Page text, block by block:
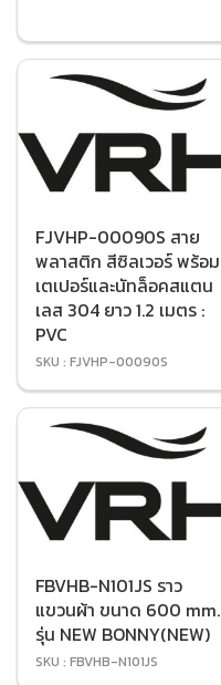
FJVHP-00090S สาย
พลาสติก สีซิลเวอร์ พร้อม
เตเปอร์และนัทล็อคสแตน
เลส 304 ยาว 1.2 เมตร :
PVC
SKU : FJVHP-00090S
FBVHB-N101JS ราว
แขวนผ้า ขนาด 600 mm.
รุ่น NEW BONNY(NEW)
SKU : FBVHB-N101JS